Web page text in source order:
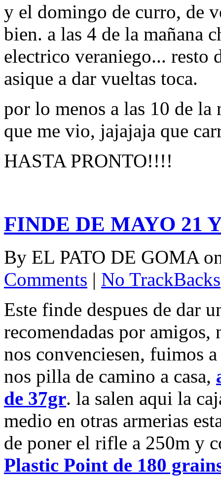
y el domingo de curro, de
bien. a las 4 de la mañana
electrico veraniego... resto
asique a dar vueltas toca.
por lo menos a las 10 de la
que me vio, jajajaja que
HASTA PRONTO!!!!
FINDE DE MAYO 21
By EL PATO DE GOMA
Comments | No TrackBacks
Este finde despues de dar
recomendadas por
nos convenciesen, fuimos
nos pilla de camino a casa,
de 37gr. la salen aqui la
medio en otras armerias
de poner el rifle a 250m y
Plastic Point de 180